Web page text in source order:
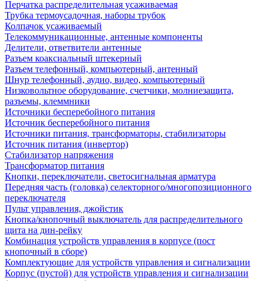
Перчатка распределительная усаживаемая
Трубка термоусадочная, наборы трубок
Колпачок усаживаемый
Телекоммуникационные, антенные компоненты
Делители, ответвители антенные
Разъем коаксиальный штекерный
Разъем телефонный, компьютерный, антенный
Шнур телефонный, аудио, видео, компьютерный
Низковольтное оборудование, счетчики, молниезащита,
разъемы, клеммники
Источники бесперебойного питания
Источник бесперебойного питания
Источники питания, трансформаторы, стабилизаторы
Источник питания (инвертор)
Стабилизатор напряжения
Трансформатор питания
Кнопки, переключатели, светосигнальная арматура
Передняя часть (головка) селекторного/многопозиционного
переключателя
Пульт управления, джойстик
Кнопка/кнопочный выключатель для распределительного
щита на дин-рейку
Комбинация устройств управления в корпусе (пост
кнопочный в сборе)
Комплектующие для устройств управления и сигнализации
Корпус (пустой) для устройств управления и сигнализации